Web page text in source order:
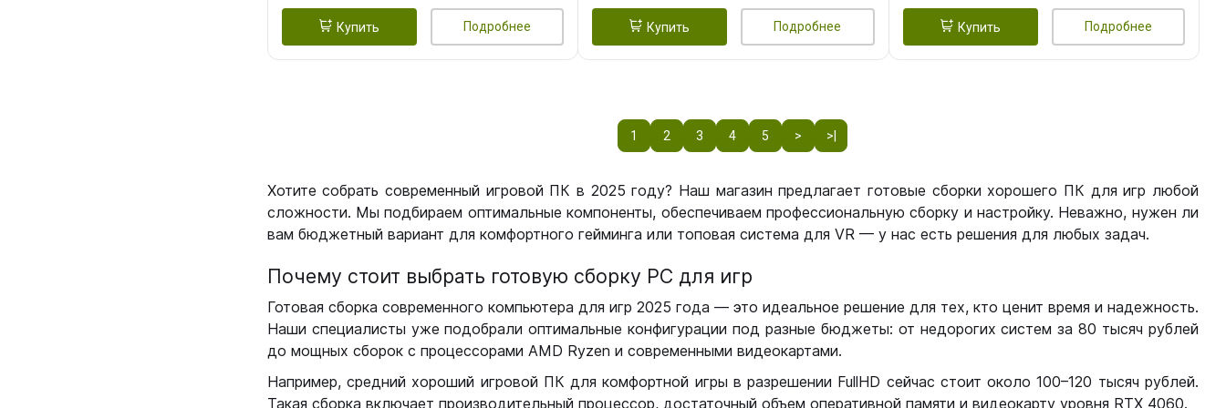
Купить Подробнее Купить Подробнее Купить Подробнее
1 2 3 4 5 > >|
Хотите собрать современный игровой ПК в 2025 году? Наш магазин предлагает готовые сборки хорошего ПК для игр любой
сложности. Мы подбираем оптимальные компоненты, обеспечиваем профессиональную сборку и настройку. Неважно, нужен ли
вам бюджетный вариант для комфортного гейминга или топовая система для VR — у нас есть решения для любых задач.
Почему стоит выбрать готовую сборку РС для игр
Готовая сборка современного компьютера для игр 2025 года — это идеальное решение для тех, кто ценит время и надежность.
Наши специалисты уже подобрали оптимальные конфигурации под разные бюджеты: от недорогих систем за 80 тысяч рублей
до мощных сборок с процессорами AMD Ryzen и современными видеокартами.
Например, средний хороший игровой ПК для комфортной игры в разрешении FullHD сейчас стоит около 100–120 тысяч рублей.
Такая сборка включает производительный процессор, достаточный объем оперативной памяти и видеокарту уровня RTX 4060.